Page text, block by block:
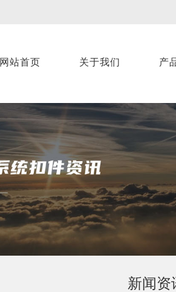
网站首页 关于我们 产
新闻资